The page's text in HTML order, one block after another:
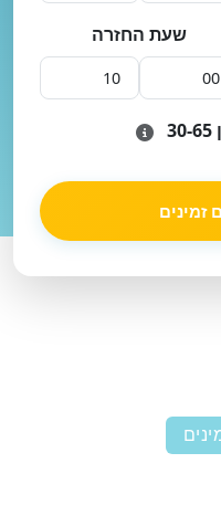
שעת החזרה
זמינים